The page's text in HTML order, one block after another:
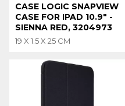
CASE LOGIC SNAPVIEW
CASE FOR IPAD 10.9" -
SIENNA RED, 3204973
19 X 1.5 X 25 CM